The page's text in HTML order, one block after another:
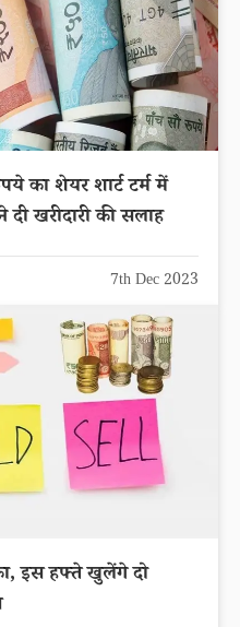
का शेयर शार्ट टर्म में
खरीदारी की सलाह
7th Dec 2023
इस हफ्ते खुलेंगे दो